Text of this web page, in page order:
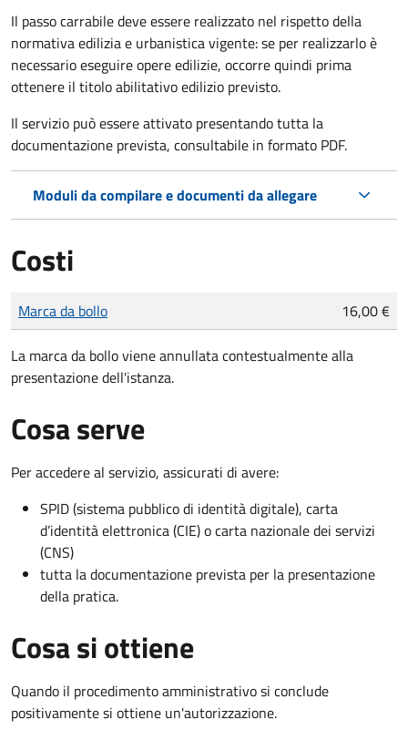
Il passo carrabile deve essere realizzato nel rispetto della
normativa edilizia e urbanistica vigente: se per realizzarlo è
necessario eseguire opere edilizie, occorre quindi prima
ottenere il titolo abilitativo edilizio previsto.
Il servizio può essere attivato presentando tutta la
documentazione prevista, consultabile in formato PDF.
Moduli da compilare e documenti da allegare
Costi
Tipo di pagamento
Importo
Marca da bollo 16,00 €
La marca da bollo viene annullata contestualmente alla
presentazione dell'istanza.
Cosa serve
Per accedere al servizio, assicurati di avere:
SPID (sistema pubblico di identità digitale), carta
d’identità elettronica (CIE) o carta nazionale dei servizi
(CNS)
tutta la documentazione prevista per la presentazione
della pratica.
Cosa si ottiene
Quando il procedimento amministrativo si conclude
positivamente si ottiene un'autorizzazione.